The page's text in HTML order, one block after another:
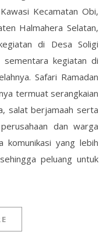
Kecamatan Obi,
Halmahera Selatan,
di Desa Soligi
sementara kegiatan di
Safari Ramadan
termuat serangkaian
salat berjamaah serta
dan warga
komunikasi yang lebih
peluang untuk